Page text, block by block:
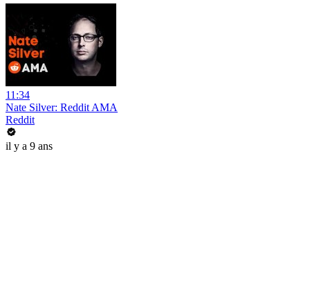
11:34
Nate Silver: Reddit AMA
Reddit
il y a 9 ans